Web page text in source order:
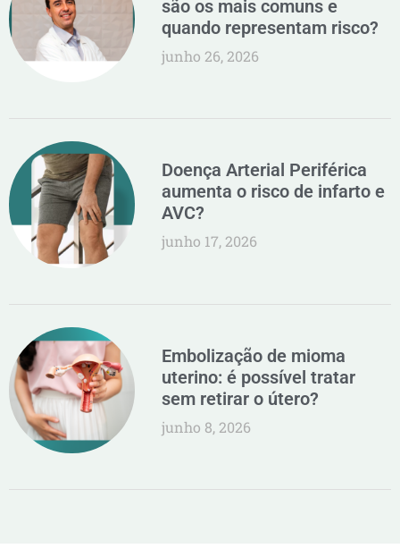
são os mais comuns e
quando representam risco?
junho 26, 2026
Doença Arterial Periférica
aumenta o risco de infarto e
AVC?
junho 17, 2026
Embolização de mioma
uterino: é possível tratar
sem retirar o útero?
junho 8, 2026